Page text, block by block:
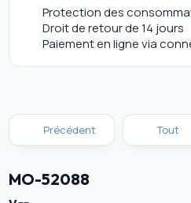
Protection des
Droit de retour de 14 jours
Paiement en ligne via
Précédent Tout
MO-52088